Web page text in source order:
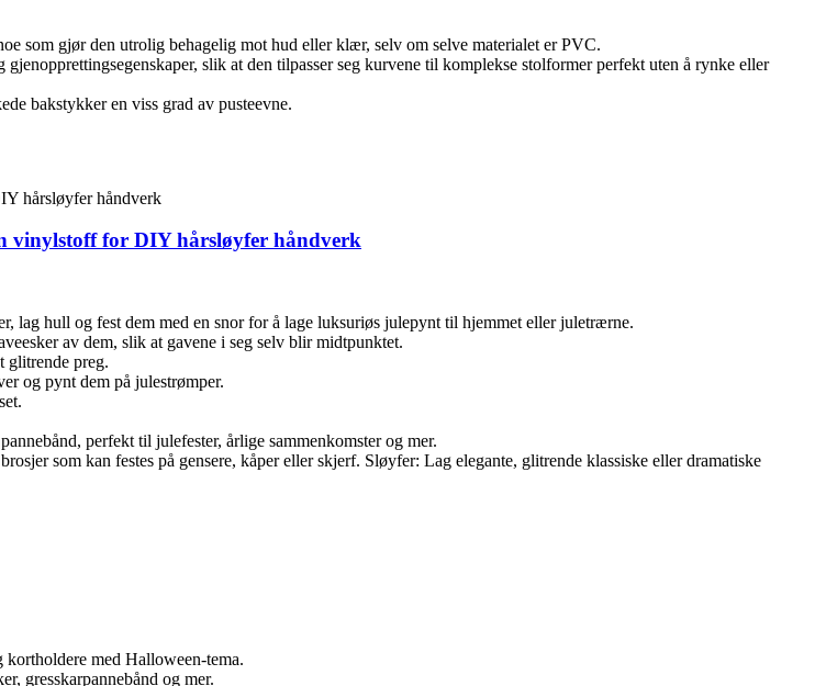
som gjør den utrolig behagelig mot hud eller klær, selv om selve materialet er PVC.
slik at den tilpasser seg kurvene til komplekse stolformer perfekt uten å rynke eller
bakstykker en viss grad av pusteevne.
vinylstoff for DIY hårsløyfer håndverk
hull og fest dem med en snor for å lage luksuriøs julepynt til hjemmet eller juletrærne.
av dem, slik at gavene i seg selv blir midtpunktet.
glitrende preg.
og pynt dem på julestrømper.
perfekt til julefester, årlige sammenkomster og mer.
som kan festes på gensere, kåper eller skjerf. Sløyfer: Lag elegante, glitrende klassiske eller dramatiske
med Halloween-tema.
gresskarpannebånd og mer.